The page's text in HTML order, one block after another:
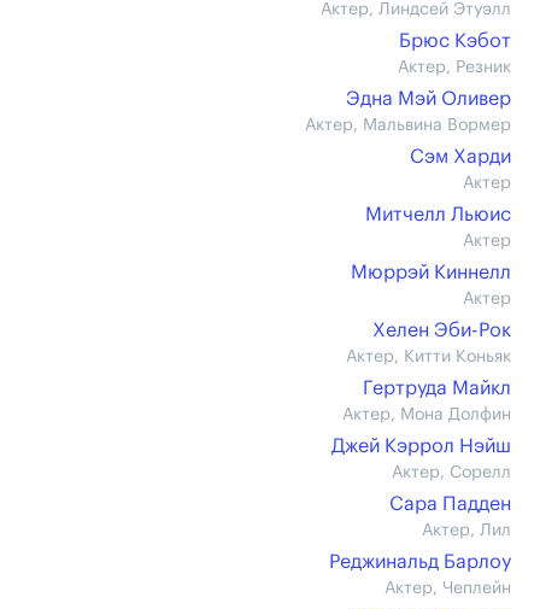
Актер, Линдсей Этуэлл
Брюс Кэбот
Актер, Резник
Эдна Мэй Оливер
Актер, Мальвина Вормер
Сэм Харди
Актер
Митчелл Льюис
Актер
Мюррэй Киннелл
Актер
Хелен Эби-Рок
Актер, Китти Коньяк
Гертруда Майкл
Актер, Мона Долфин
Джей Кэррол Нэйш
Актер, Сорелл
Сара Падден
Актер, Лил
Реджинальд Барлоу
Актер, Чеплейн